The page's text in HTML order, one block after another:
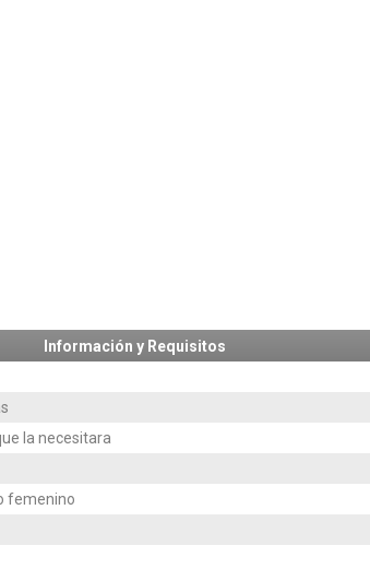
Información y Requisitos
la necesitara
femenino